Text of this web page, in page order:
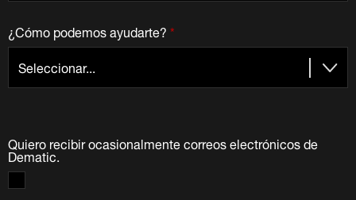
*
¿Cómo podemos ayudarte?
Quiero recibir ocasionalmente correos electrónicos de
Dematic.